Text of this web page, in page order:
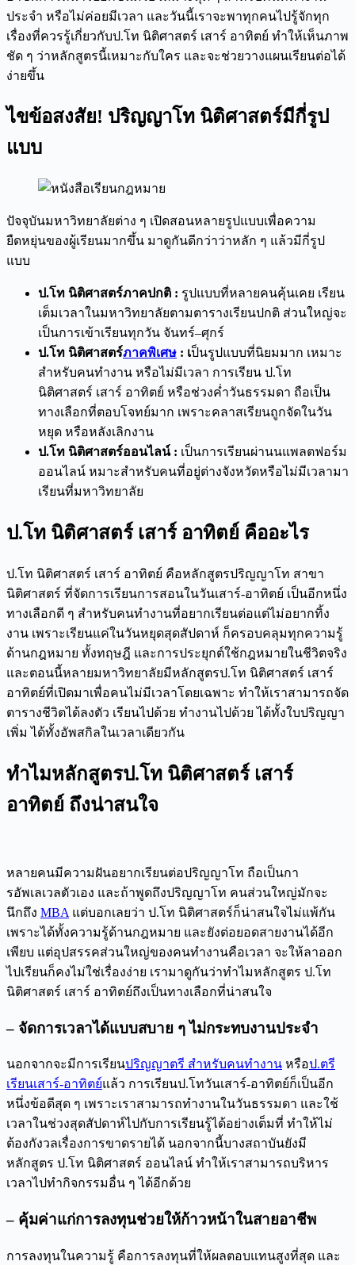
ประจำ หรือไม่ค่อยมีเวลา และวันนี้เราจะพาทุกคนไปรู้จักทุก
เรื่องที่ควรรู้เกี่ยวกับป.โท นิติศาสตร์ เสาร์ อาทิตย์ ทำให้เห็นภาพ
ชัด ๆ ว่าหลักสูตรนี้เหมาะกับใคร และจะช่วยวางแผนเรียนต่อได้
ง่ายขึ้น
ไขข้อสงสัย! ปริญญาโท นิติศาสตร์มีกี่รูป
แบบ
ปัจจุบันมหาวิทยาลัยต่าง ๆ เปิดสอนหลายรูปแบบเพื่อความ
ยืดหยุ่นของผู้เรียนมากขึ้น มาดูกันดีกว่าว่าหลัก ๆ แล้วมีกี่รูป
แบบ
ป.โท นิติศาสตร์ภาคปกติ : รูปแบบที่หลายคนคุ้นเคย เรียน
เต็มเวลาในมหาวิทยาลัยตามตารางเรียนปกติ ส่วนใหญ่จะ
เป็นการเข้าเรียนทุกวัน จันทร์–ศุกร์
ป.โท นิติศาสตร์ภาคพิเศษ : เป็นรูปแบบที่นิยมมาก เหมาะ
สำหรับคนทำงาน หรือไม่มีเวลา การเรียน ป.โท
นิติศาสตร์ เสาร์ อาทิตย์ หรือช่วงค่ำวันธรรมดา ถือเป็น
ทางเลือกที่ตอบโจทย์มาก เพราะคลาสเรียนถูกจัดในวัน
หยุด หรือหลังเลิกงาน
ป.โท นิติศาสตร์ออนไลน์ : เป็นการเรียนผ่านนแพลตฟอร์ม
ออนไลน์ หมาะสำหรับคนที่อยู่ต่างจังหวัดหรือไม่มีเวลามา
เรียนที่มหาวิทยาลัย
ป.โท นิติศาสตร์ เสาร์ อาทิตย์ คืออะไร
ป.โท นิติศาสตร์ เสาร์ อาทิตย์ คือหลักสูตรปริญญาโท สาขา
นิติศาสตร์ ที่จัดการเรียนการสอนในวันเสาร์-อาทิตย์ เป็นอีกหนึ่ง
ทางเลือกดี ๆ สำหรับคนทำงานที่อยากเรียนต่อแต่ไม่อยากทิ้ง
งาน เพราะเรียนแค่ในวันหยุดสุดสัปดาห์ ก็ครอบคลุมทุกความรู้
ด้านกฎหมาย ทั้งทฤษฎี และการประยุกต์ใช้กฎหมายในชีวิตจริง
และตอนนี้หลายมหาวิทยาลัยมีหลักสูตรป.โท นิติศาสตร์ เสาร์
อาทิตย์ที่เปิดมาเพื่อคนไม่มีเวลาโดยเฉพาะ ทำให้เราสามารถจัด
ตารางชีวิตได้ลงตัว เรียนไปด้วย ทำงานไปด้วย ได้ทั้งใบปริญญา
เพิ่ม ได้ทั้งอัพสกิลในเวลาเดียวกัน
ทำไมหลักสูตรป.โท นิติศาสตร์ เสาร์
อาทิตย์ ถึงน่าสนใจ
หลายคนมีความฝันอยากเรียนต่อปริญญาโท ถือเป็นกา
รอัพเลเวลตัวเอง และถ้าพูดถึงปริญญาโท คนส่วนใหญ่มักจะ
นึกถึง MBA แต่บอกเลยว่า ป.โท นิติศาสตร์ก็น่าสนใจไม่แพ้กัน
เพราะได้ทั้งความรู้ด้านกฎหมาย และยังต่อยอดสายงานได้อีก
เพียบ แต่อุปสรรคส่วนใหญ่ของคนทำงานคือเวลา จะให้ลาออก
ไปเรียนก็คงไม่ใช่เรื่องง่าย เรามาดูกันว่าทำไมหลักสูตร ป.โท
นิติศาสตร์ เสาร์ อาทิตย์ถึงเป็นทางเลือกที่น่าสนใจ
– จัดการเวลาได้แบบสบาย ๆ ไม่กระทบงานประจำ
นอกจากจะมีการเรียนปริญญาตรี สำหรับคนทำงาน หรือป.ตรี
เรียนเสาร์-อาทิตย์แล้ว การเรียนป.โทวันเสาร์-อาทิตย์ก็เป็นอีก
หนึ่งข้อดีสุด ๆ เพราะเราสามารถทำงานในวันธรรมดา และใช้
เวลาในช่วงสุดสัปดาห์ไปกับการเรียนรู้ได้อย่างเต็มที่ ทำให้ไม่
ต้องกังวลเรื่องการขาดรายได้ นอกจากนี้บางสถาบันยังมี
หลักสูตร ป.โท นิติศาสตร์ ออนไลน์ ทำให้เราสามารถบริหาร
เวลาไปทำกิจกรรมอื่น ๆ ได้อีกด้วย
– คุ้มค่าแก่การลงทุนช่วยให้ก้าวหน้าในสายอาชีพ
การลงทุนในความรู้ คือการลงทุนที่ให้ผลตอบแทนสูงที่สุด และ